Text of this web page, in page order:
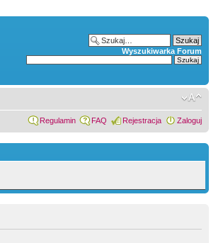
Wyszukiwarka Forum
Regulamin FAQ Rejestracja Zaloguj